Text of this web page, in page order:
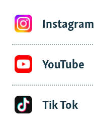
Instagram
YouTube
Tik Tok